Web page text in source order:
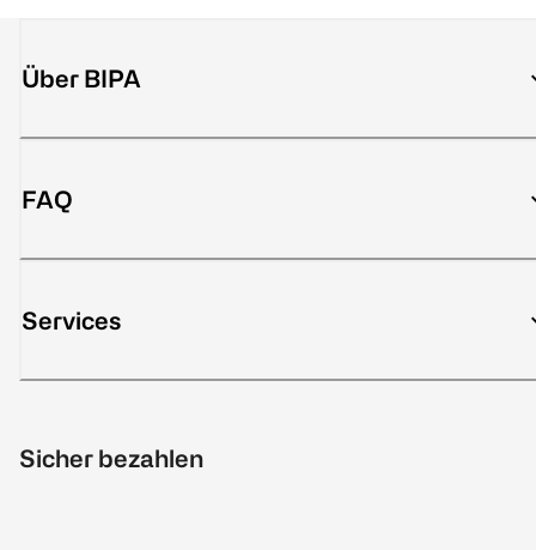
Über BIPA
FAQ
Services
Sicher bezahlen